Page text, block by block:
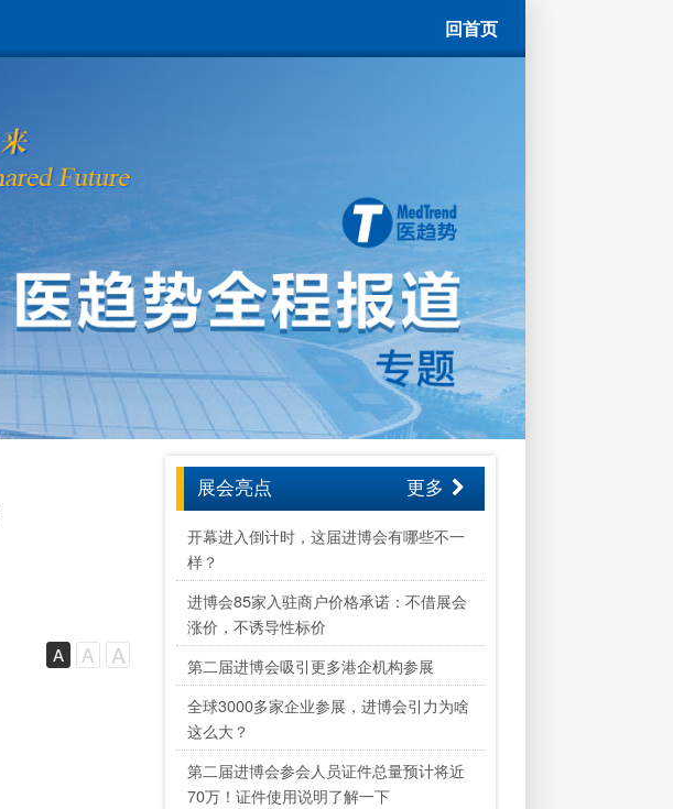
回首页
A
A A
展会亮点 更多
开幕进入倒计时，这届进博会有哪些不一
样？
进博会85家入驻商户价格承诺：不借展会
涨价，不诱导性标价
第二届进博会吸引更多港企机构参展
全球3000多家企业参展，进博会引力为啥
这么大？
第二届进博会参会人员证件总量预计将近
70万！证件使用说明了解一下